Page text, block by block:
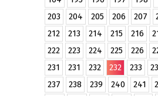
203
204 205 206 207
212
213 214 215 216
222
223 224 225 226
231
231 232 232 233
237
238 239 240 241